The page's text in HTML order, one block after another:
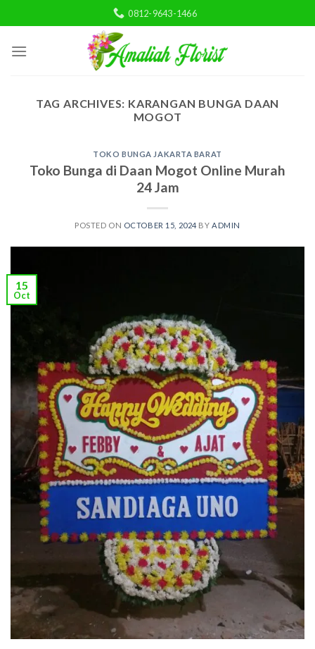
to
content
0812-9643-1466
TAG ARCHIVES: KARANGAN BUNGA DAAN
MOGOT
TOKO BUNGA JAKARTA BARAT
Toko Bunga di Daan Mogot Online Murah
24 Jam
POSTED ON OCTOBER 15, 2024 BY ADMIN
15
Oct